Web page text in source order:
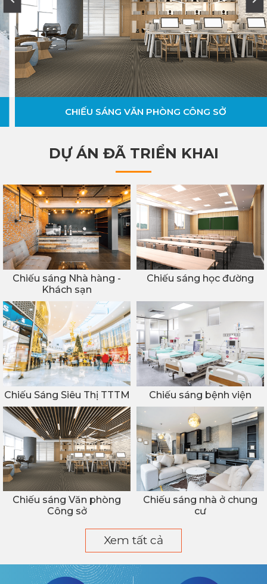
CHIẾU SÁNG VĂN PHÒNG CÔNG SỞ
DỰ ÁN ĐÃ TRIỂN KHAI
Chiếu sáng Nhà hàng -
Khách sạn
Chiếu sáng học đường
Chiếu Sáng Siêu Thị TTTM Chiếu sáng bệnh viện
Chiếu sáng Văn phòng
Công sở
Chiếu sáng nhà ở chung
cư
Xem tất cả